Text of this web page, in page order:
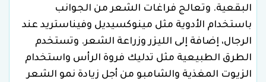
البقعية. وتعالج فراغات الشعر من الجوانب
باستخدام الأدوية مثل مينوكسيديل وفيناستريد عند
الرجال، إضافة إلى الليزر وزراعة الشعر. وتستخدم
الطرق الطبيعية مثل تدليك فروة الرأس واستخدام
الزيوت المغذية والشامبو من أجل زيادة نمو الشعر